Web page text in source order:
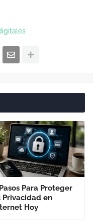
Para Proteger
Privacidad en
Hoy